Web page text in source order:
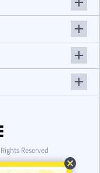
cancel
Reserved